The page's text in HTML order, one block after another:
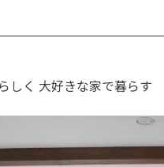
しく 大好きな家で暮らす